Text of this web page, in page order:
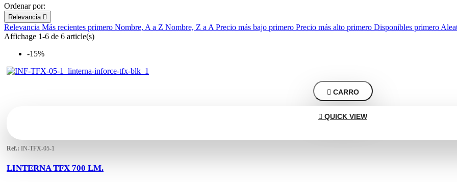
Ordenar por:
Relevancia 
Relevancia Más recientes primero Nombre, A a Z Nombre, Z a A Precio más bajo primero Precio más alto primero Disponibles primero
Affichage 1-6 de 6 article(s)
-15%
 CARRO
 QUICK VIEW
Ref.: IN-TFX-05-1
LINTERNA TFX 700 LM.